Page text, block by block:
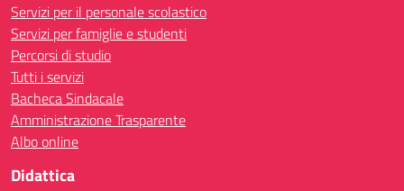
Servizi per il personale scolastico
Servizi per famiglie e studenti
Percorsi di studio
Tutti i servizi
Bacheca Sindacale
Amministrazione Trasparente
Albo online
Didattica